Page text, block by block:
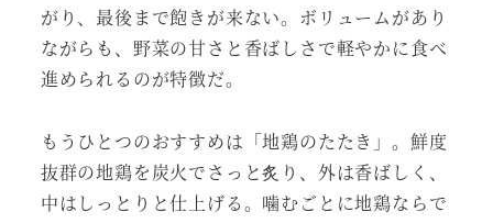
がり、最後まで飽きが来ない。ボリュームがあり
ながらも、野菜の甘さと香ばしさで軽やかに食べ
進められるのが特徴だ。
もうひとつのおすすめは「地鶏のたたき」。鮮度
抜群の地鶏を炭火でさっと炙り、外は香ばしく、
中はしっとりと仕上げる。噛むごとに地鶏ならで